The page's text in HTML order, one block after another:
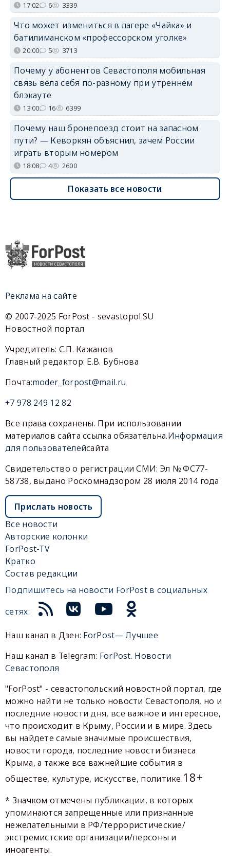
17:02 6 3339
Что может измениться в лагере «Чайка» и
батилиманском «профессорском уголке»
20:00 5 3713
Почему у абонентов Севастополя мобильная
связь вела себя по-разному при утреннем
блэкауте
13:00 16 6399
Почему наш бронепоезд стоит на запасном
пути? — Кеворкян объяснил, зачем России
играть вторым номером
18:08 4 2600
Показать все новости
Реклама на сайте
© 2007-2025 ForPost - sevastopol.SU
Новостной портал
Учредитель: С.П. Кажанов
Главный редактор: Е.В. Бубнова
Почта:moder_forpost@mail.ru
+7 978 249 12 82
Все права сохранены. При использовании
материалов сайта ссылка обязательна.Информация
для пользователейсайта
Свидетельство о регистрации СМИ: Эл № ФС77-
58738, выдано Роскомнадзором 28 июля 2014 года
Прислать новость
Все новости
Авторские колонки
ForPost-TV
Кратко
Состав редакции
Подпишитесь на новости ForPost в социальных
сетях:
Наш канал в Дзен: ForPost— Лучшее
Наш канал в Telegram: ForPost. Новости
Севастополя
"ForPost" - севастопольский новостной портал, где
можно найти не только новости Севастополя, но и
последние новости дня, все важное и интересное,
что происходит в Крыму, России и в мире. Здесь
вы найдете самые значимые происшествия,
новости города, последние новости бизнеса
Крыма, а также все важнейшие события в
обществе, культуре, искусстве, политике.18+
* Значком отмечены публикации, в которых
упоминаются запрещенные или признанные
нежелательными в РФ/террористические/
экстремистские организации/персоны и
иноагенты.